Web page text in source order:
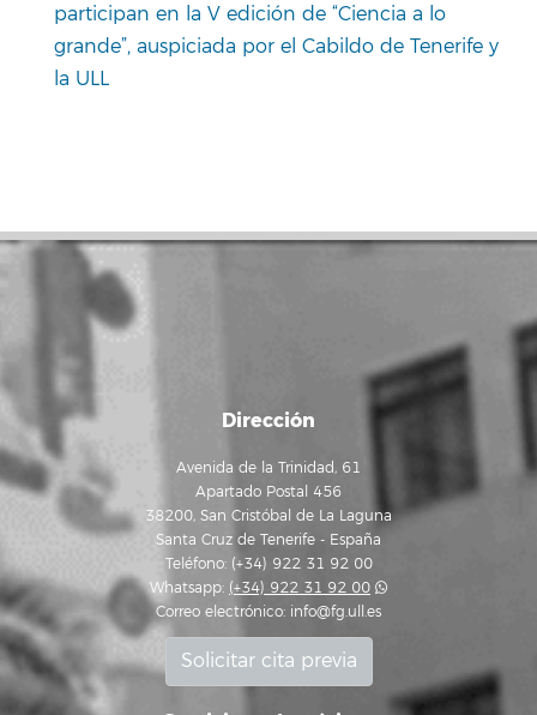
participan en la V edición de “Ciencia a lo
grande”, auspiciada por el Cabildo de Tenerife y
la ULL
Dirección
Avenida de la Trinidad, 61
Apartado Postal 456
38200, San Cristóbal de La Laguna
Santa Cruz de Tenerife - España
Teléfono: (+34) 922 31 92 00
Whatsapp: (+34) 922 31 92 00
Correo electrónico: info@fg.ull.es
Solicitar cita previa